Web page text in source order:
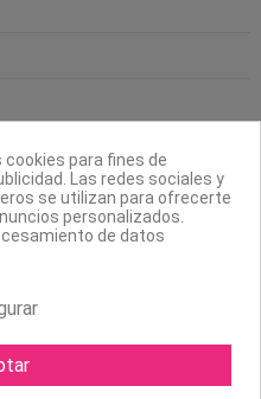
para fines de
Las redes sociales y
se utilizan para ofrecerte
personalizados.
de datos